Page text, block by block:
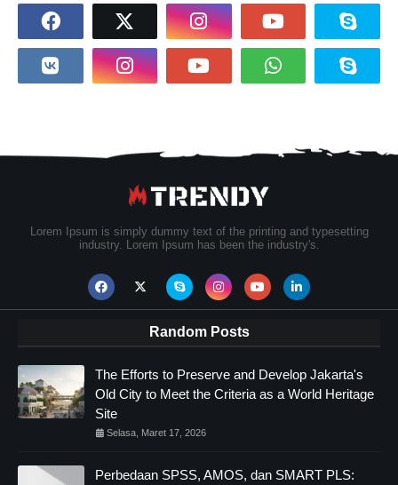
Lorem Ipsum is simply dummy text of the printing and typesetting
industry. Lorem Ipsum has been the industry's.
Random Posts
The Efforts to Preserve and Develop Jakarta's
Old City to Meet the Criteria as a World Heritage
Site
Selasa, Maret 17, 2026
Perbedaan SPSS, AMOS, dan SMART PLS: